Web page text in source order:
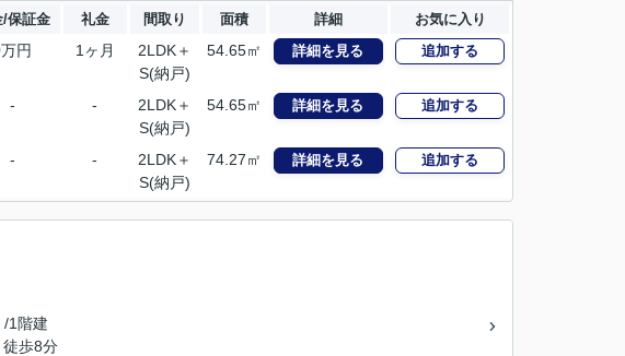
/保証金 礼金 間取り 面積 詳細 お気に入り
円 1ヶ月
2LDK＋
S(納戸)
54.65㎡ 詳細を見る 追加する
- -
2LDK＋
S(納戸)
54.65㎡ 詳細を見る 追加する
- -
2LDK＋
S(納戸)
74.27㎡ 詳細を見る 追加する
1階建
徒歩8分